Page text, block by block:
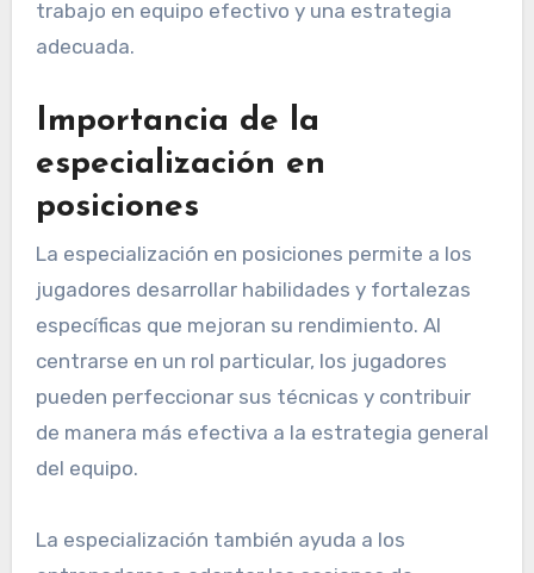
trabajo en equipo efectivo y una estrategia
adecuada.
Importancia de la
especialización en
posiciones
La especialización en posiciones permite a los
jugadores desarrollar habilidades y fortalezas
específicas que mejoran su rendimiento. Al
centrarse en un rol particular, los jugadores
pueden perfeccionar sus técnicas y contribuir
de manera más efectiva a la estrategia general
del equipo.
La especialización también ayuda a los